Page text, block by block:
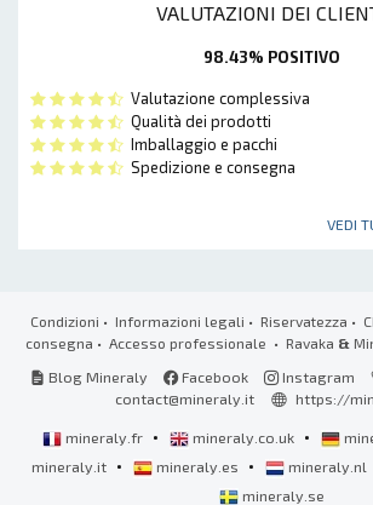
VALUTAZIONI DEI
98.43% POSITIVO
Valutazione complessiva
Qualità dei prodotti
Imballaggio e pacchi
Spedizione e consegna
VEDI
Condizioni • Informazioni legali • Riservatezza •
consegna • Accesso professionale • Ravaka &
Blog Mineraly
Facebook Instagram
contact@mineraly.it
https://
mineraly.fr • mineraly.co.uk •
mineraly.it • mineraly.es • mineraly.nl
mineraly.se